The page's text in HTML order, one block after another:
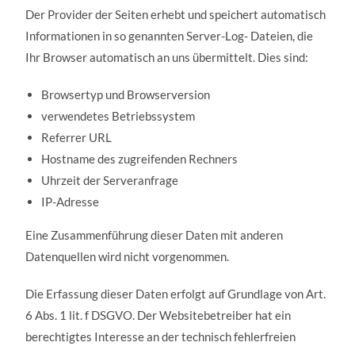
Der Provider der Seiten erhebt und speichert automatisch
Informationen in so genannten Server-Log- Dateien, die
Ihr Browser automatisch an uns übermittelt. Dies sind:
Browsertyp und Browserversion
verwendetes Betriebssystem
Referrer URL
Hostname des zugreifenden Rechners
Uhrzeit der Serveranfrage
IP-Adresse
Eine Zusammenführung dieser Daten mit anderen
Datenquellen wird nicht vorgenommen.
Die Erfassung dieser Daten erfolgt auf Grundlage von Art.
6 Abs. 1 lit. f DSGVO. Der Websitebetreiber hat ein
berechtigtes Interesse an der technisch fehlerfreien